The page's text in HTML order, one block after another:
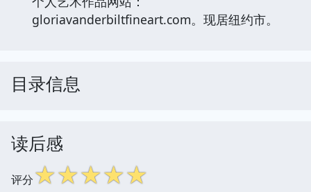
gloriavanderbiltfineart.com。现居纽约市。
目录信息
读后感
评分☆☆☆☆☆